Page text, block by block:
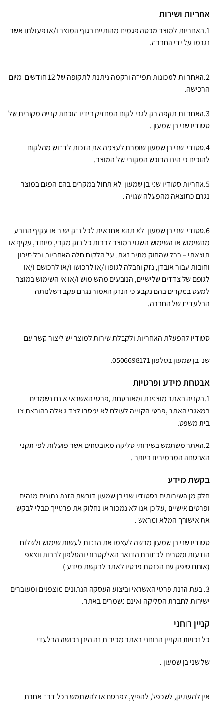
אחריות ושירות
1.האחריות למוצר מכסה פגמים מהותיים בגוף המוצר ו/או פעולתו אשר
נגרמו על ידי החברה.
2.האחריות למכונות תפירה ורקמה ניתנת לתקופה של 12 חודשים מיום
הרכישה.
3.האחריות תקפה רק לגבי לקוח המחזיק בידיו הוכחת קנייה מקורית של
סטודיו שני בן שמעון .
4.סטודיו שני בן שמעון שומרת לעצמה את הזכות לדרוש מהלקוח
להוכיח כי הינו הרוכש המקורי של המוצר.
5.אחריות סטודיו שני בן שמעון לא תחול במקרים בהם הפגם במוצר
נגרם כתוצאה מהפעלה שגויה .
6.סטודיו שני בן שמעון לא תהא אחראית לכל נזק ישיר או עקיף הנובע
מהשימוש או השימוש השגוי במוצר לרבות כל נזק מקרי, מיוחד, עקיף או
תוצאתי – ככל שהחוק מתיר זאת. על הלקוח חלה האחריות וכל סיכון
וחובות עבור אובדן, נזק וחבלה לגופו ו/או לרכושו ו/או לרכושם ו/או
לגופם של צדדים שלישיים, הנובעים מהשימוש ו/או אי השימוש במוצר,
למעט במקרים בהם נקבע כי הנזק האמור נגרם עקב רשלנותה
הבלעדית של החברה.
סטודיו להפעלת האחריות ולקבלת שירות למוצר יש ליצור קשר עם
שני בן שמעון בטלפון 0506698171.
אבטחת מידע ופרטיות
1.הקניה באתר מוצפנת ומאובטחת ,פרטי האשראי אינם נשמרים
במאגרי האתר ,פרטי הקנייה לעולם לא ימסרו לצד ג אלה בהוראת צו
בית משפט.
2.האתר משתמש בשירותי סליקה מאובטחים אשר פועלות לפי תקני
האבטחה המחמירים ביותר .
בקשת מידע
חלק מן השירותים בסטודיו שני בן שמעון דורשת הזנת נתונים מזהים
ופרטים אישיים ,על כן אנו לא נמכור או נחלוק את פרטייך מבלי לבקש
את אישורך המלא ומראש .
סטודיו שני בן שמעון מרשה לעצמו את הזכות לעשות שימוש ולשלוח
הודעות ומסרים לכתובת הדואר האלקטרוני והטלפון לרבות ווצאפ
(אותם סיפק עם הכנסת פרטיו לאתר לבקשת מידע )
3. בעת הזנת פרטי האשראי וביצוע העסקה הנתונים מוצפנים ומעוברים
ישירות לחברת הסליקה ואינם נשמרים באתר.
קניין רוחני
כל זכויות הקניין הרוחני באתר מכירות זה הינן רכושה הבלעדי
של שני בן שמעון .
אין להעתיק, לשכפל, להפיץ, לפרסם או להשתמש בכל דרך אחרת